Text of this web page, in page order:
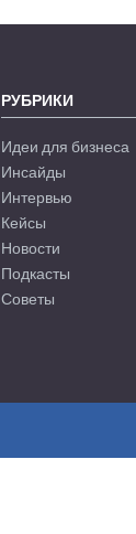
РУБРИКИ
Идеи для бизнеса
Инсайды
Интервью
Кейсы
Новости
Подкасты
Советы